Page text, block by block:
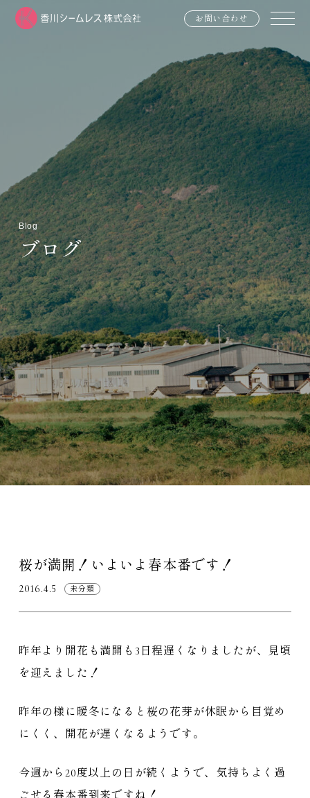
お問い合わせ
Blog
ブログ
桜が満開！いよいよ春本番です！
2016.4.5 未分類
昨年より開花も満開も3日程遅くなりましたが、見頃
を迎えました！
昨年の様に暖冬になると桜の花芽が休眠から目覚め
にくく、開花が遅くなるようです。
今週から20度以上の日が続くようで、気持ちよく過
ごせる 春本番到来ですね！